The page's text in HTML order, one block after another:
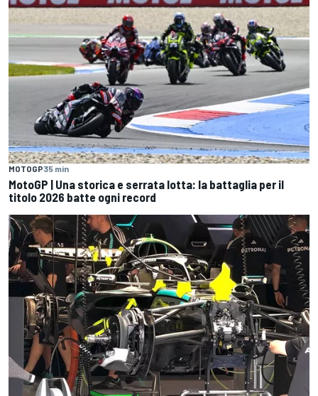
MOTOGP35 min
MotoGP | Una storica e serrata lotta: la battaglia per il
titolo 2026 batte ogni record